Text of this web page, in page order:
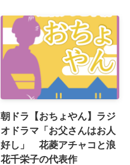
朝ドラ【おちょやん】ラジ
オドラマ「お父さんはお人
好し」 花菱アチャコと浪
花千栄子の代表作